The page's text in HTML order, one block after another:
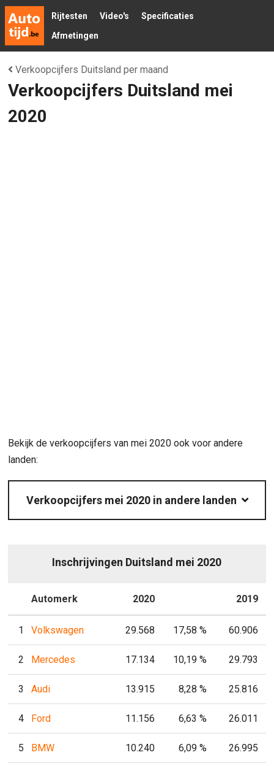
Rijtesten Video's
Specificaties
Afmetingen
Verkoopcijfers Duitsland per maand
Verkoopcijfers Duitsland mei
2020
Bekijk de verkoopcijfers van mei 2020 ook voor andere
landen:
Verkoopcijfers mei 2020 in andere landen
Inschrijvingen Duitsland mei 2020
Automerk 2020 2019
1 Volkswagen 29.568 17,58 % 60.906
2 Mercedes 17.134 10,19 % 29.793
3 Audi 13.915 8,28 % 25.816
4 Ford 11.156 6,63 % 26.011
5 BMW 10.240 6,09 % 26.995